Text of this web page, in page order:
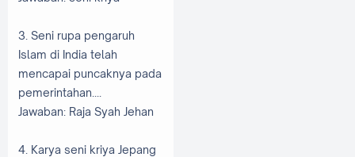
3. Seni rupa pengaruh
Islam di India telah
mencapai puncaknya pada
pemerintahan....
Jawaban: Raja Syah Jehan
4. Karya seni kriya Jepang